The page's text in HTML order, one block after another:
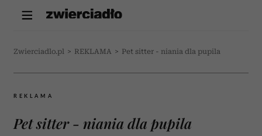
Zwierciadlo.pl > REKLAMA > Pet sitter - niania dla pupila
REKLAMA
Pet sitter - niania dla pupila